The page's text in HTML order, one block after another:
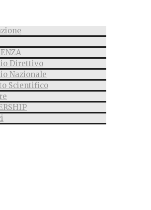
Direttivo
Nazionale
Scientifico